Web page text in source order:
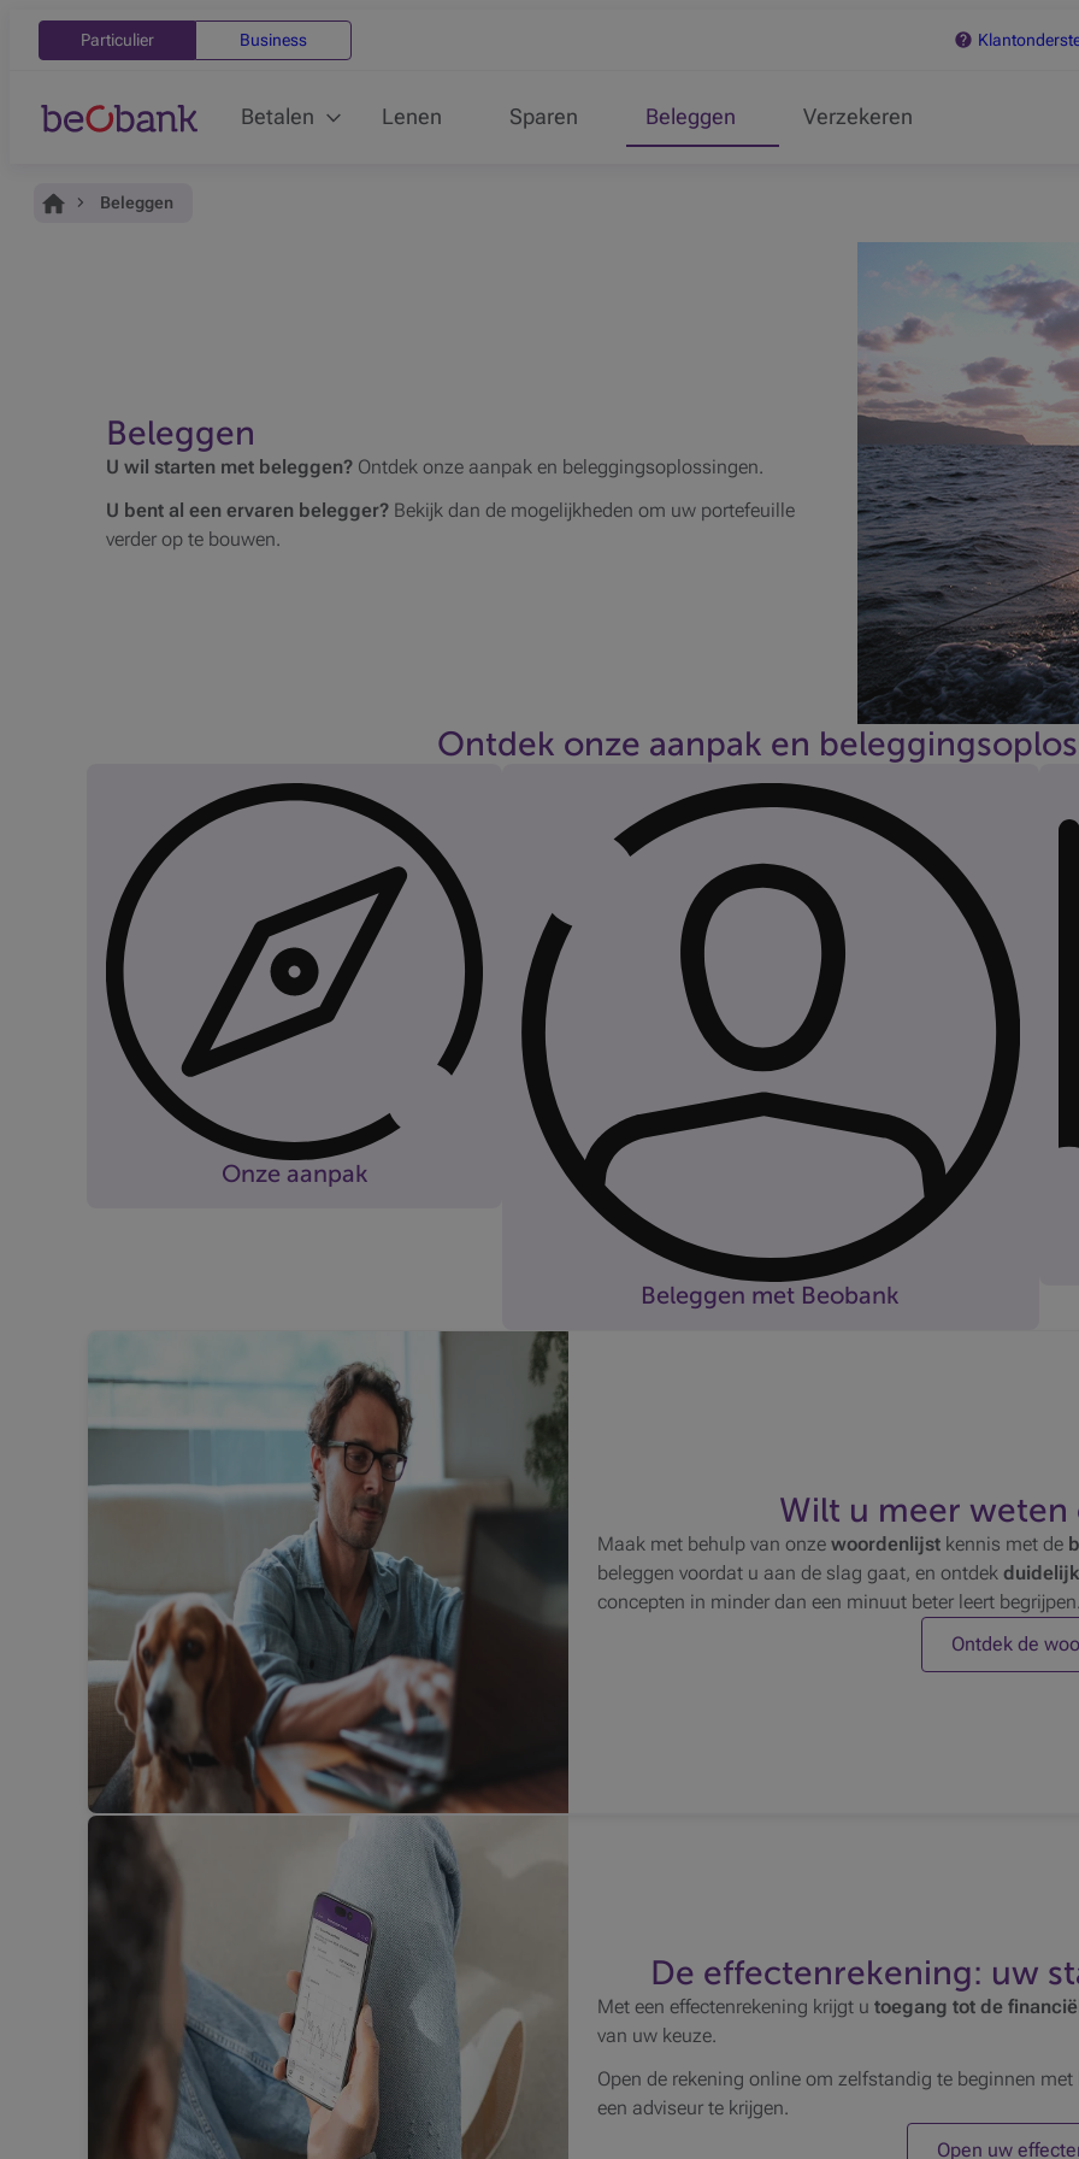
Particulier Business
Betalen Lenen Sparen Beleggen Verzekeren
Je bent hier:
Home Beleggen
Beleggen
U wil starten met beleggen? Ontdek onze aanpak en beleggingsoplossingen.
U bent al een ervaren belegger? Bekijk dan de mogelijkheden om uw portefeuille
verder op te bouwen.
Ontdek onze aanpak en
Onze aanpak
Bij Beobank kan u al starten met beleggen
Meer informatie
Uw beleggingen opvolgen
Houd uw beleggingen op elk moment
Meer informatie
Beleggen met zorg voor milieu, mens en
Meer informatie
Beleggingswoordenlijst
Leer in minder dan een minuut meer over een
beleggingsconcept of -product.
Meer informatie
Beleggen met Beobank
Zelfstandig of begeleid beleggen
Beleg op uw eigen manier: helemaal zelfstandig of met hulp
van een adviseur.
Online beleggen
Met Beobank Self Invest kunt u volledig zelfstandig beleggen
via de mobiele app of Beobank Online.
Meer informatie
Beleggen met een adviseur
Profiteer van persoonlijke begeleiding bij uw beleggingen.
Wilt u meer weten
Maak met behulp van onzewoordenlijst kennis met de
beleggen voordat u aan de slag gaat, en ontdek
concepten in minder dan een minuut beter leert begrijpen.
Ontdek de
De effectenrekening: uw
Met een effectenrekening krijgt utoegang tot de
van uw keuze.
Open de rekening online om zelfstandig te beginnen
een adviseur te krijgen.
Open uw